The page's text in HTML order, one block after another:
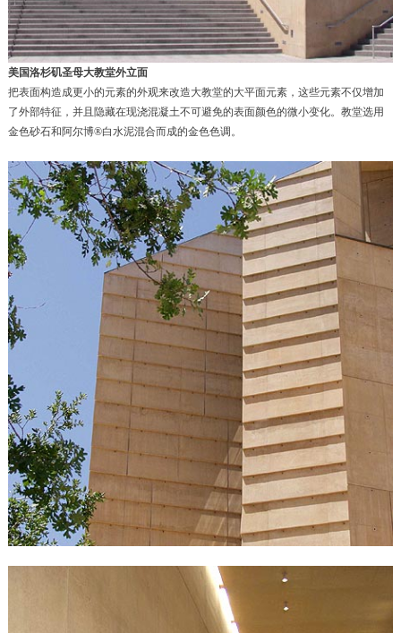
美国洛杉矶圣母大教堂外立面
把表面构造成更小的元素的外观来改造大教堂的大平面元素，这些元素不仅增加
了外部特征，并且隐藏在现浇混凝土不可避免的表面颜色的微小变化。教堂选用
金色砂石和阿尔博®白水泥混合而成的金色色调。